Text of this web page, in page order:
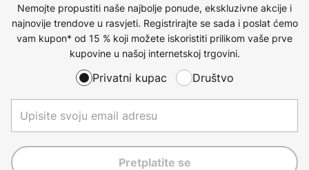
Nemojte propustiti naše najbolje ponude, ekskluzivne akcije i
najnovije trendove u rasvjeti. Registrirajte se sada i poslat ćemo
vam kupon* od 15 % koji možete iskoristiti prilikom vaše prve
kupovine u našoj internetskoj trgovini.
Privatni kupac Društvo
Pretplatite se